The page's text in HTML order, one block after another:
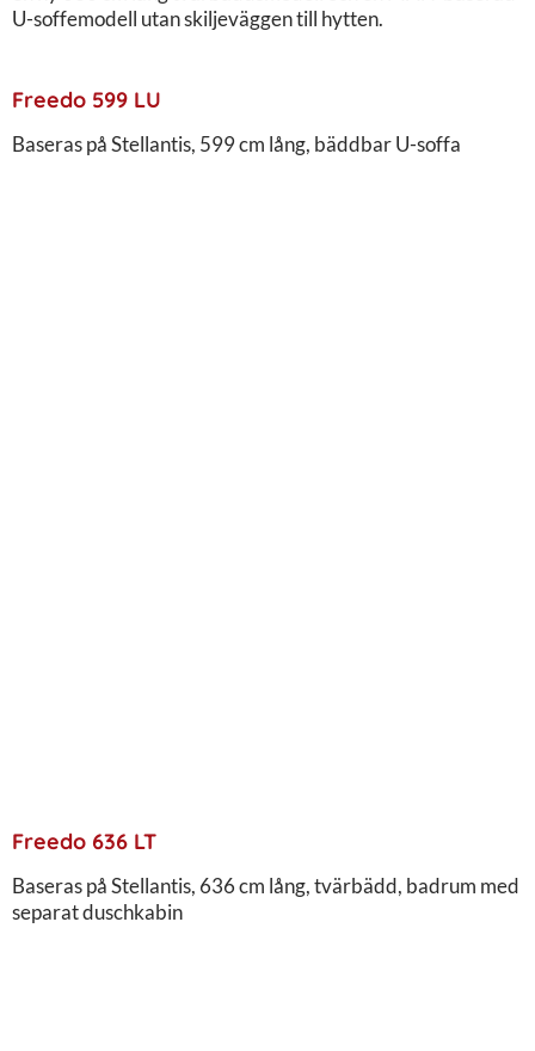
U-soffemodell utan skiljeväggen till hytten.
Freedo 599 LU
Baseras på Stellantis, 599 cm lång, bäddbar U-soffa
Freedo 636 LT
Baseras på Stellantis, 636 cm lång, tvärbädd, badrum med
separat duschkabin